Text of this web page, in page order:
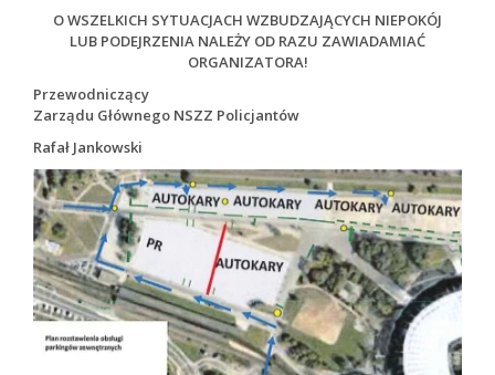
O WSZELKICH SYTUACJACH WZBUDZAJĄCYCH NIEPOKÓJ
LUB PODEJRZENIA NALEŻY OD RAZU ZAWIADAMIAĆ
ORGANIZATORA!
Przewodniczący
Zarządu Głównego NSZZ Policjantów
Rafał Jankowski